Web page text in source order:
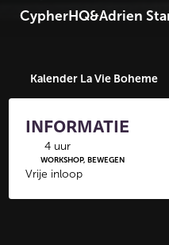
CypherHQ&Adrien
Kalender La Vie Boheme
INFORMATIE
4 uur
WORKSHOP, BEWEGEN
Vrije inloop